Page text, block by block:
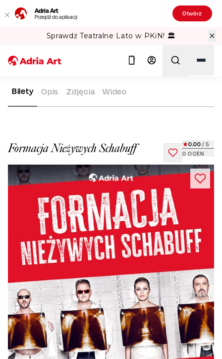
Adria Art
Przejdź do aplikacji Otwórz
Sprawdź Teatralne Lato w PKiN! 🏛️
ADRIA ART REPERTUAR FORMACJA NIEŻYWYCH
Formacja Nieżywych Schabuff 0 OCEN
0.00 / 5
Bilety Opis Zdjęcia Wideo